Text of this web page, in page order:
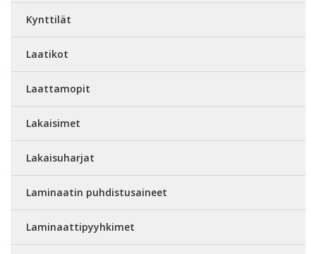
Kynttilät
Laatikot
Laattamopit
Lakaisimet
Lakaisuharjat
Laminaatin puhdistusaineet
Laminaattipyyhkimet